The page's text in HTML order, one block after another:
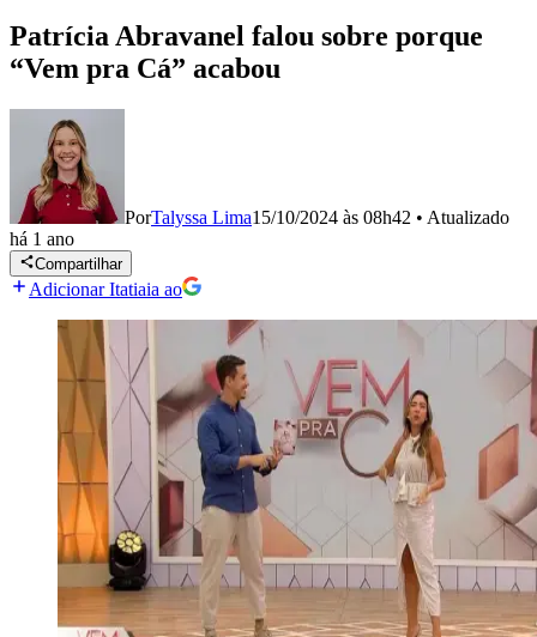
Patrícia Abravanel falou sobre porque
“Vem pra Cá” acabou
PorTalyssa Lima15/10/2024 às 08h42 • Atualizado
há 1 ano
Compartilhar
Adicionar Itatiaia ao